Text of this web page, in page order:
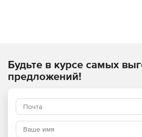
Будьте в курсе самых
предложений!